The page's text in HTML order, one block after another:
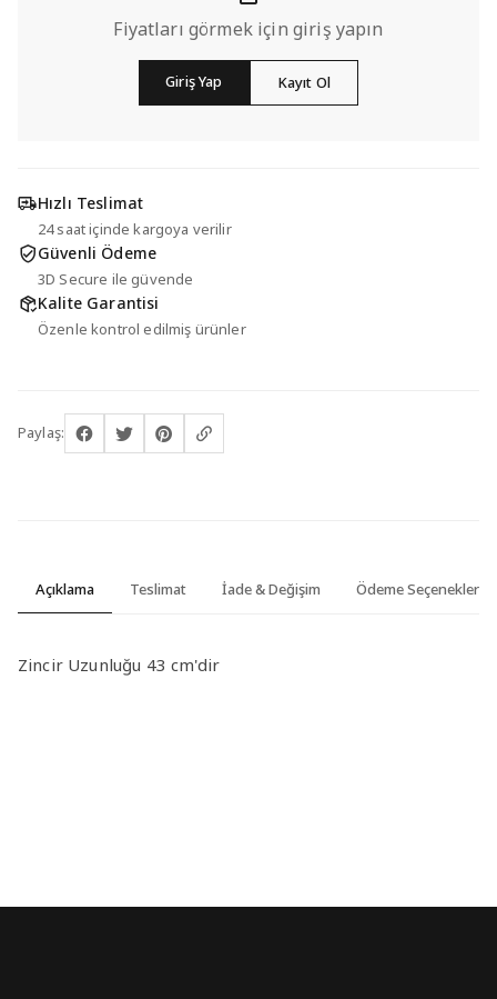
Fiyatları görmek için giriş yapın
Giriş Yap Kayıt Ol
Hızlı Teslimat
24 saat içinde kargoya verilir
Güvenli Ödeme
3D Secure ile güvende
Kalite Garantisi
Özenle kontrol edilmiş ürünler
Paylaş:
Açıklama Teslimat İade & Değişim Ödeme Seçenekleri
Zincir Uzunluğu 43 cm'dir